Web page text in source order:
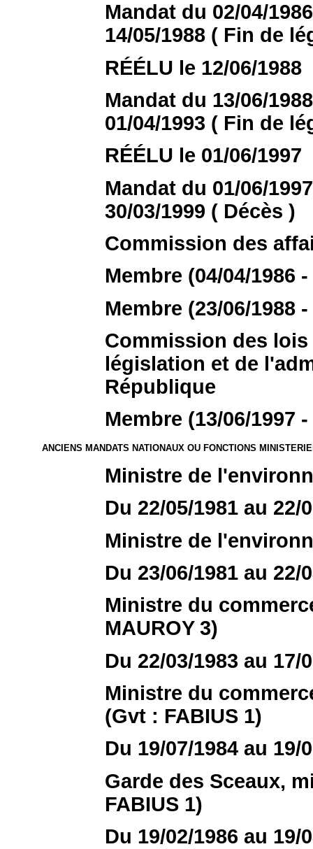
Mandat du 02/04/
14/05/1988 ( Fin de
RÉÉLU le 12/06/1988
Mandat du 13/06/
01/04/1993 ( Fin de
RÉÉLU le 01/06/1997
Mandat du 01/06/
30/03/1999 ( Décès )
Commission des
Membre (04/04/1986
Membre (23/06/1988
Commission des
législation et de
République
Membre (13/06/1997
ANCIENS MANDATS NATIONAUX OU FONCTIONS
Ministre de
Du 22/05/1981 au 22/
Ministre de
Du 23/06/1981 au 22/
Ministre du
MAUROY 3)
Du 22/03/1983 au 17/
Ministre du
(Gvt : FABIUS 1)
Du 19/07/1984 au 19/
Garde des Sceaux,
FABIUS 1)
Du 19/02/1986 au 19/